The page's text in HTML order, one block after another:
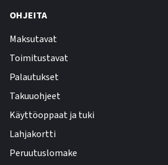
OHJEITA
Maksutavat
Toimitustavat
Palautukset
Takuuohjeet
Käyttöoppaat ja tuki
Lahjakortti
Peruutuslomake